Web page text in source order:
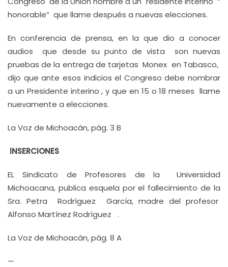
honorable” que llame después a nuevas elecciones.
En conferencia de prensa, en la que dio a conocer
audios que desde su punto de vista son nuevas
pruebas de la entrega de tarjetas Monex en Tabasco,
dijo que ante esos indicios el Congreso debe nombrar
a un Presidente interino , y que en 15 o 18 meses llame
nuevamente a elecciones.
La Voz de Michoacán, pág. 3 B
INSERCIONES
EL Sindicato de Profesores de la Universidad
Michoacana, publica esquela por el fallecimiento de la
Sra. Petra Rodríguez García, madre del profesor
Alfonso Martínez Rodríguez .
La Voz de Michoacán, pág. 8 A
—